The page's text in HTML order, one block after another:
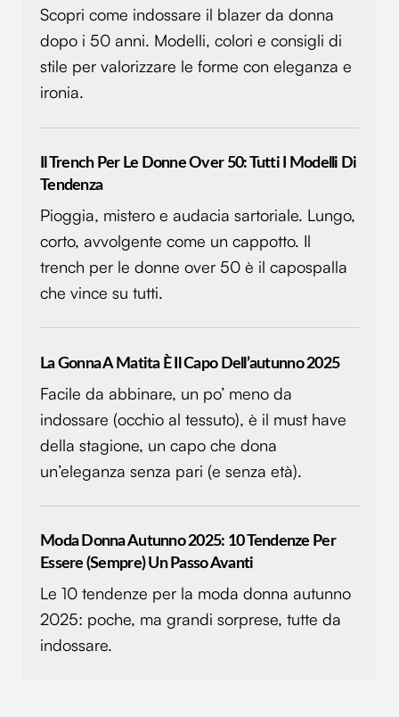
Scopri come indossare il blazer da donna
dopo i 50 anni. Modelli, colori e consigli di
stile per valorizzare le forme con eleganza e
ironia.
Il Trench Per Le Donne Over 50: Tutti I Modelli Di
Tendenza
Pioggia, mistero e audacia sartoriale. Lungo,
corto, avvolgente come un cappotto. Il
trench per le donne over 50 è il capospalla
che vince su tutti.
La Gonna A Matita È Il Capo Dell’autunno 2025
Facile da abbinare, un po’ meno da
indossare (occhio al tessuto), è il must have
della stagione, un capo che dona
un’eleganza senza pari (e senza età).
Moda Donna Autunno 2025: 10 Tendenze Per
Essere (sempre) Un Passo Avanti
Le 10 tendenze per la moda donna autunno
2025: poche, ma grandi sorprese, tutte da
indossare.